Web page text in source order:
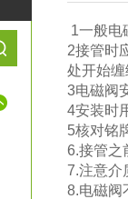
1一般电
2接管时
处开始
3电磁阀
4安装时
5核对铭
6.接管之
7.注意介
8.电磁阀